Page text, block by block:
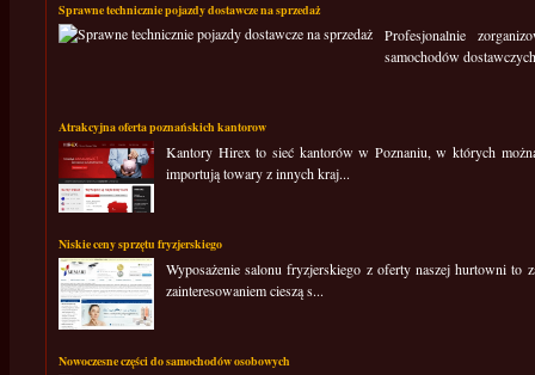
Sprawne technicznie pojazdy dostawcze na sprzedaż
Profesjonalnie
samochodów
Atrakcyjna oferta poznańskich kantorow
Kantory Hirex to sieć kantorów w Poznaniu, w których
importują towary z innych kraj...
Niskie ceny sprzętu fryzjerskiego
Wyposażenie salonu fryzjerskiego z oferty naszej hurtowni to
zainteresowaniem cieszą s...
Nowoczesne części do samochodów osobowych